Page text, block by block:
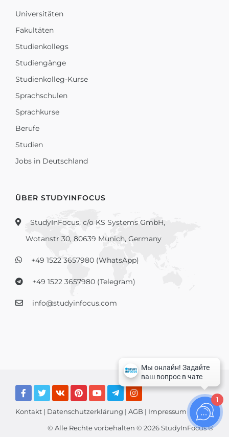
Universitäten
Fakultäten
Studienkollegs
Studiengänge
Studienkolleg-Kurse
Sprachschulen
Sprachkurse
Berufe
Studien
Jobs in Deutschland
ÜBER STUDYINFOCUS
StudyInFocus, c/o KS Systems GmbH,
Wotanstr 30, 80639 Munich, Germany
+49 1522 3657980 (WhatsApp)
+49 1522 3657980 (Telegram)
info@studyinfocus.com
Kontakt | Datenschutzerklärung | AGB | Impressum
© Alle Rechte vorbehalten © 2026 StudyInFocus ®
1